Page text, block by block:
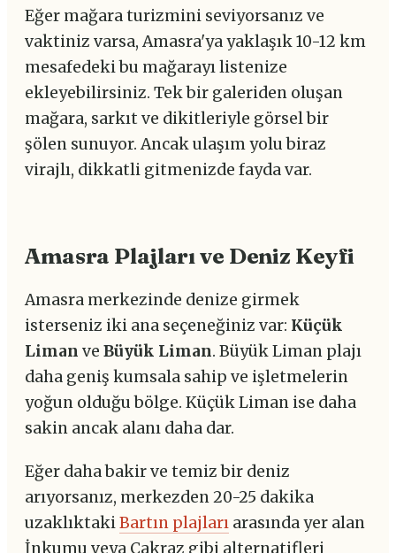
Eğer mağara turizmini seviyorsanız ve
vaktiniz varsa, Amasra'ya yaklaşık 10-12 km
mesafedeki bu mağarayı listenize
ekleyebilirsiniz. Tek bir galeriden oluşan
mağara, sarkıt ve dikitleriyle görsel bir
şölen sunuyor. Ancak ulaşım yolu biraz
virajlı, dikkatli gitmenizde fayda var.
Amasra Plajları ve Deniz Keyfi
Amasra merkezinde denize girmek
isterseniz iki ana seçeneğiniz var: Küçük
Liman ve Büyük Liman. Büyük Liman plajı
daha geniş kumsala sahip ve işletmelerin
yoğun olduğu bölge. Küçük Liman ise daha
sakin ancak alanı daha dar.
Eğer daha bakir ve temiz bir deniz
arıyorsanız, merkezden 20-25 dakika
uzaklıktakiBartın plajları arasında yer alan
İnkumu veya Çakraz gibi alternatifleri